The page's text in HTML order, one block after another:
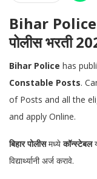
Bihar Police
पोलीस भरती
Bihar Police has
Constable Posts.
of Posts and all the
and apply Online.
बिहार पोलीसमध्येकॉन्स्टेबल
विद्यार्थ्यानी अर्ज करावे.